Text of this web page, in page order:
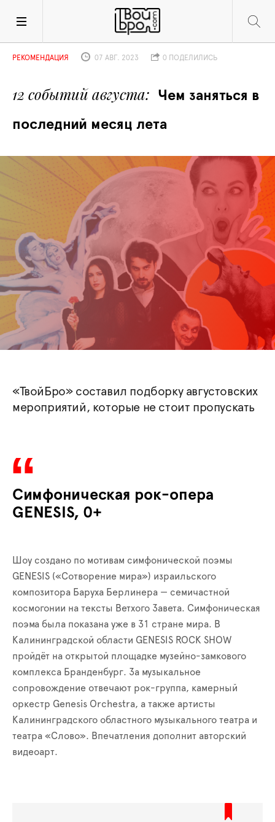
12 событий августа
Чем заняться в
последний месяц лета
РЕКОМЕНДАЦИЯ 07 АВГ. 2023 0 ПОДЕЛИЛИСЬ
«ТвойБро» составил подборку августовских
мероприятий, которые не стоит пропускать
Симфоническая рок-опера
GENESIS, 0+
Шоу создано по мотивам симфонической поэмы
GENESIS («Сотворение мира») израильского
композитора Баруха Берлинера — семичастной
космогонии на тексты Ветхого Завета. Симфоническая
поэма была показана уже в 31 стране мира. В
Калининградской области GENESIS ROCK SHOW
пройдёт на открытой площадке музейно-замкового
комплекса Бранденбург. За музыкальное
сопровождение отвечают рок-группа, камерный
оркестр Genesis Orchestra, а также артисты
Калининградского областного музыкального театра и
театра «Слово». Впечатления дополнит авторский
видеоарт.